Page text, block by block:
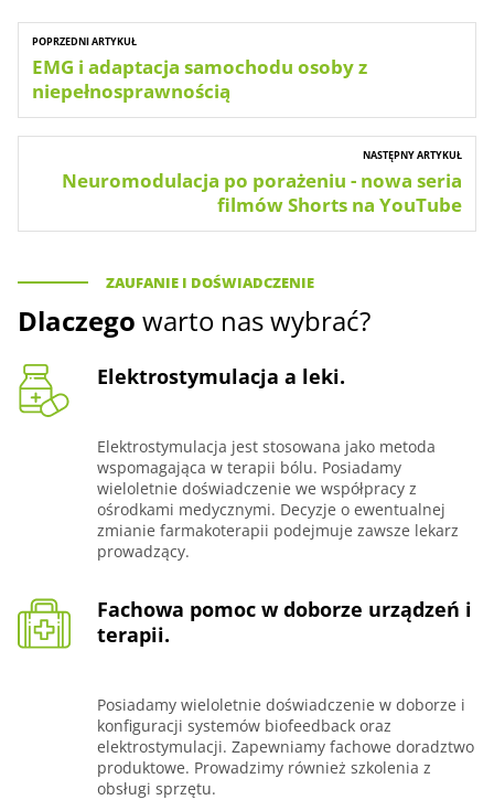
POPRZEDNI ARTYKUŁ
EMG i adaptacja samochodu osoby z
niepełnosprawnością
NASTĘPNY ARTYKUŁ
Neuromodulacja po porażeniu - nowa seria
filmów Shorts na YouTube
ZAUFANIE I DOŚWIADCZENIE
Dlaczego warto nas wybrać?
Elektrostymulacja a leki.
Elektrostymulacja jest stosowana jako metoda
wspomagająca w terapii bólu. Posiadamy
wieloletnie doświadczenie we współpracy z
ośrodkami medycznymi. Decyzje o ewentualnej
zmianie farmakoterapii podejmuje zawsze lekarz
prowadzący.
Fachowa pomoc w doborze urządzeń i
terapii.
Posiadamy wieloletnie doświadczenie w doborze i
konfiguracji systemów biofeedback oraz
elektrostymulacji. Zapewniamy fachowe doradztwo
produktowe. Prowadzimy również szkolenia z
obsługi sprzętu.